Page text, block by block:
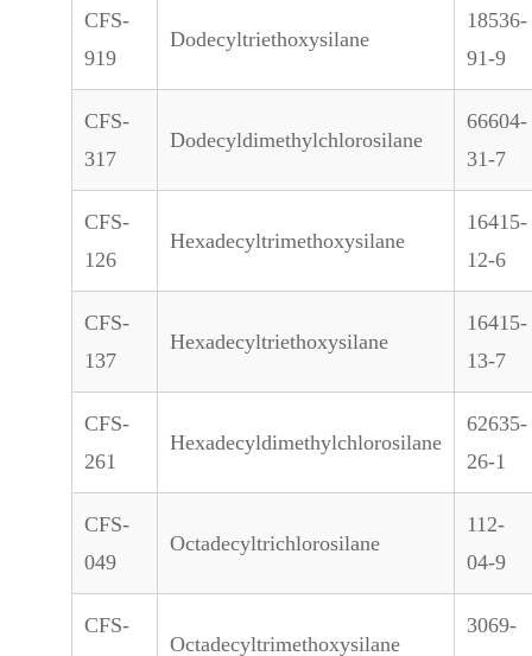
CFS-
919
Dodecyltriethoxysilane
18536-
91-9
CFS-
317
Dodecyldimethylchlorosilane
66604-
31-7
CFS-
126
Hexadecyltrimethoxysilane
16415-
12-6
CFS-
137
Hexadecyltriethoxysilane
16415-
13-7
CFS-
261
Hexadecyldimethylchlorosilane
62635-
26-1
CFS-
049
Octadecyltrichlorosilane
112-
04-9
CFS-
Octadecyltrimethoxysilane
3069-